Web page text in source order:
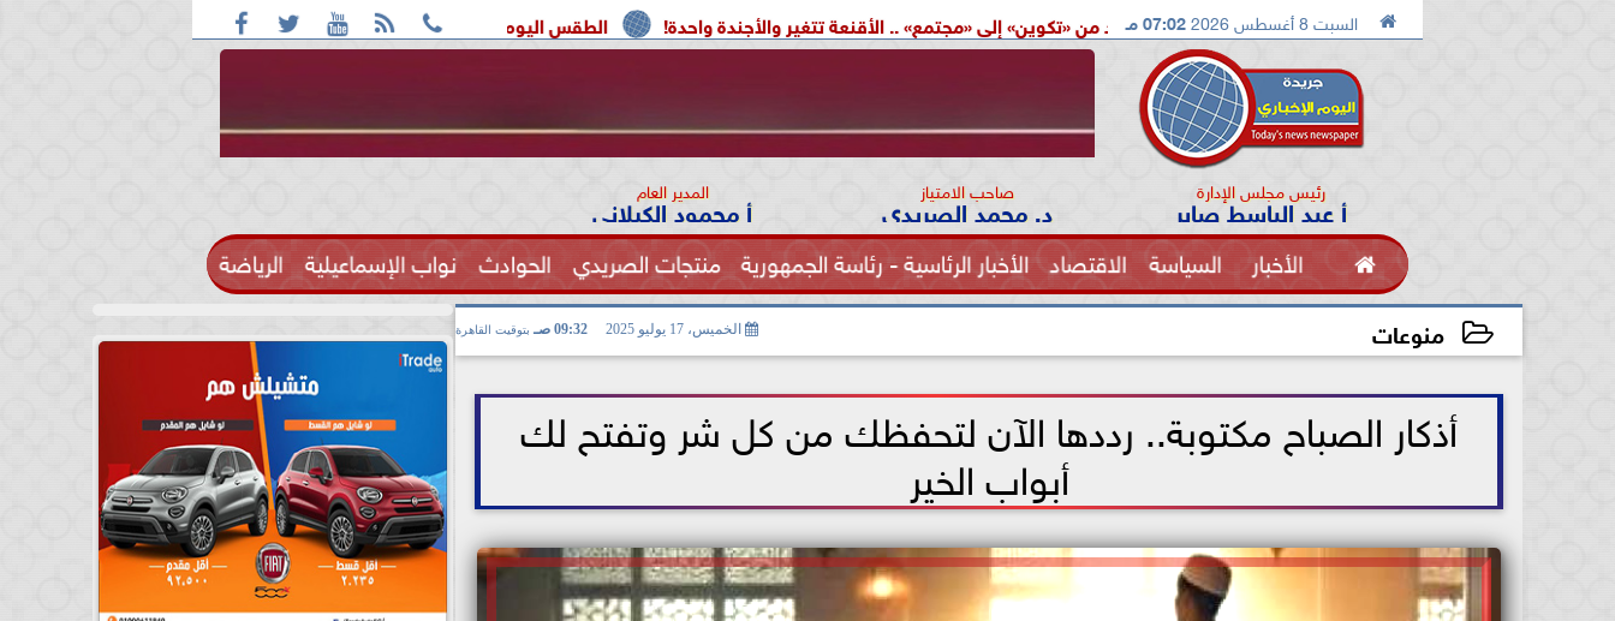
      السبت 8 أغسطس 2026 07:02 مـ الطقس اليوم.. شديد الحرارة بأغلب الأنحاء ورطوبة والمحسوسة بالقاهرة 38 درجة الدكتور محمد الصريدي يكشف المخطط الجديد من «تكوين» إلى «مجتمع» .. الأقنعة تتغير والأجندة واحدة!
رئيس مجلس الإدارة
أ عبد الباسط صابر صاحب الامتياز
د. محمد الصريدي المدير العام
أ محمود الكيلاني
 الأخبار السياسة الاقتصاد الأخبار الرئاسية - رئاسة الجمهورية منتجات الصريدي الحوادث نواب الإسماعيلية الرياضة
الفنون الصحة منوعات الخميس، 17 يوليو 2025 09:32 صـ بتوقيت القاهرة
أذكار الصباح مكتوبة.. رددها الآن لتحفظك من كل شر وتفتح لك
أبواب الخير